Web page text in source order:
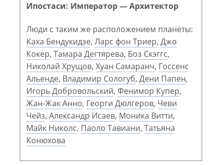
Ипостаси: Император — Архитектор
Люди с таким же расположением планеты:
Каха Бендукидзе, Ларс фон Триер, Джо
Кокер, Тамара Дегтярева, Боз Скэггс,
Николай Хрущов, Хуан Самаранч, Госсенс
Альенде, Владимир Сологуб, Дени Папен,
Игорь Добровольский, Фенимор Купер,
Жан-Жак Анно, Георги Дюлгеров, Чеви
Чейз, Александр Исаев, Моника Витти,
Майк Николс, Паоло Тавиани, Татьяна
Конюхова